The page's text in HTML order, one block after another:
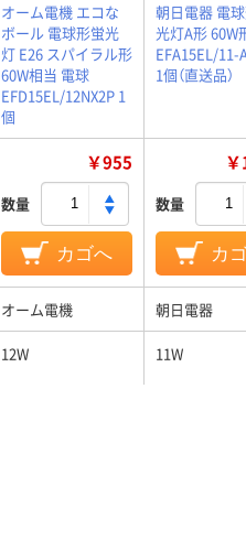
オーム電機 エコな
ボール 電球形蛍光
灯 E26 スパイラル形
60W相当 電球
EFD15EL/12NX2P 1
個
朝日電器 電
光灯A形 60W
EFA15EL/11-
1個（直送品）
￥955
数量
カゴへ
数量
カ
オーム電機 朝日電器
12W 11W